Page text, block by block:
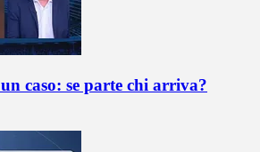
caso: se parte chi arriva?